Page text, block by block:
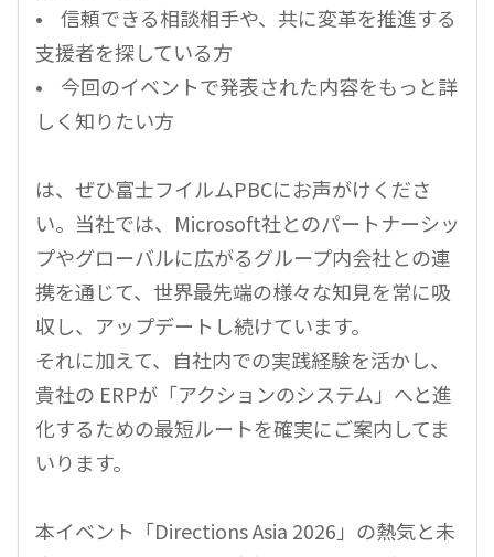
• 信頼できる相談相手や、共に変革を推進する
支援者を探している方
• 今回のイベントで発表された内容をもっと詳
しく知りたい方
は、ぜひ富士フイルムPBCにお声がけくださ
い。当社では、Microsoft社とのパートナーシッ
プやグローバルに広がるグループ内会社との連
携を通じて、世界最先端の様々な知見を常に吸
収し、アップデートし続けています。
それに加えて、自社内での実践経験を活かし、
貴社の ERPが「アクションのシステム」へと進
化するための最短ルートを確実にご案内してま
いります。
本イベント「Directions Asia 2026」の熱気と未